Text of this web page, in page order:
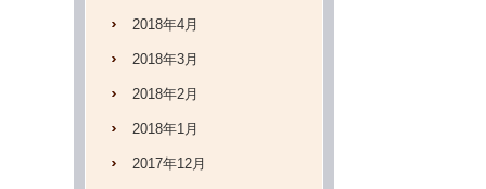
2018年4月
2018年3月
2018年2月
2018年1月
2017年12月